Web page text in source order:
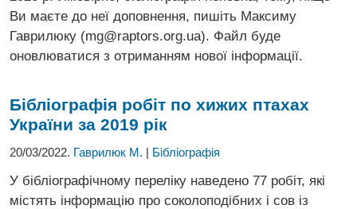
Ви маєте до неї доповнення, пишіть Максиму
Гаврилюку (mg@raptors.org.ua). Файл буде
оновлюватися з отриманням нової інформації.
Бібліографія робіт по хижих птахах
України за 2019 рік
20/03/2022. Гаврилюк М. | Бібліографія
У бібліографічному переліку наведено 77 робіт, які
містять інформацію про соколоподібних і сов із